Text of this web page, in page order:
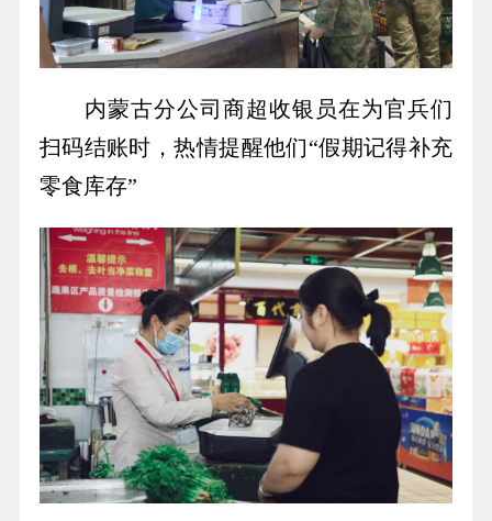
内蒙古分公司商超收银员在为官兵们
扫码结账时，热情提醒他们“假期记得补充
零食库存”